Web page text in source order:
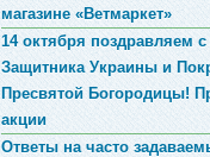
магазине «Ветмаркет»
14 октября поздравляем
Защитника Украины и
Пресвятой Богородицы!
акции
Ответы на часто